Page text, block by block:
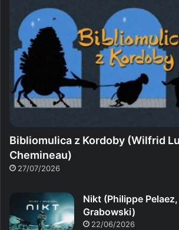
Bibliomulica z Kordoby (Wilfrid
Chemineau)
27/07/2026
Nikt (Philippe
Grabowski)
22/06/2026